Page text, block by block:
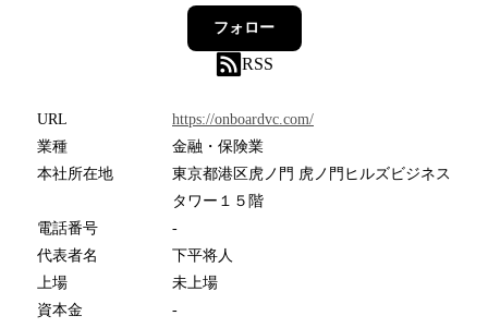
フォロー
RSS
URL
https://onboardvc.com/
業種
金融・保険業
本社所在地
東京都港区虎ノ門 虎ノ門ヒルズビジネス
タワー１５階
電話番号
-
代表者名
下平将人
上場
未上場
資本金
-